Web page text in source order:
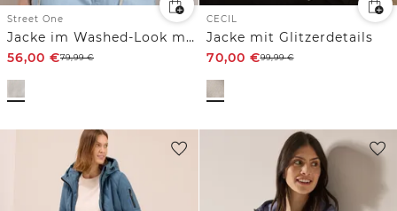
Street One
Jacke im Washed-Look mit Zipper
56,00 €79,99€
CECIL
Jacke mit Glitzerdetails
70,00 €99,99€